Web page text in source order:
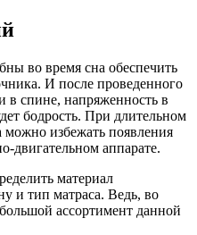
во время сна обеспечить
И после проведенного
в спине, напряженность в
бодрость. При длительном
можно избежать появления
двигательном аппарате.
материал
и тип матраса. Ведь, во
ассортимент данной